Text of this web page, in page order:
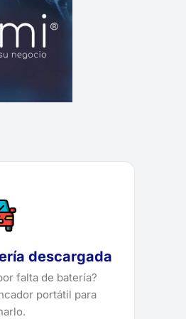
descargada
falta de batería?
portátil para